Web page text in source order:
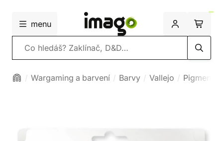
menu
Vyhledávání
Wargaming a barvení Barvy Vallejo Pigment